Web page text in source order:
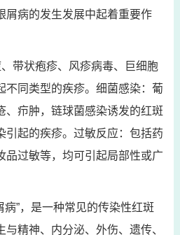
屑病的发生发展中起着重要作
带状疱疹、风疹病毒、巨细胞
不同类型的疾疹。细菌感染：葡
、疖肿，链球菌感染诱发的红斑
引起的疾疹。过敏反应：包括药
品过敏等，均可引起局部性或广
病”，是一种常见的传染性红斑
精神、内分泌、外伤、遗传、